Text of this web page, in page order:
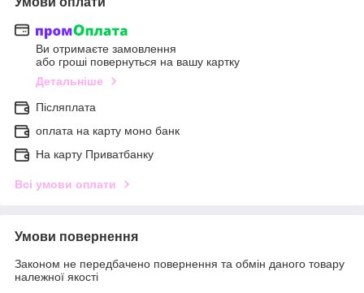
Ви отримаєте замовлення
або гроші повернуться на вашу картку
Детальніше
Післяплата
оплата на карту моно банк
На карту Приватбанку
Всі умови оплати
Умови повернення
Законом не передбачено повернення та обмін даного товару
належної якості